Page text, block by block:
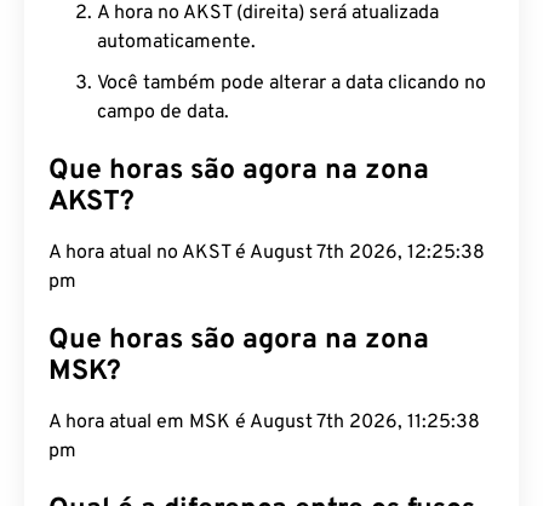
A hora no AKST (direita) será atualizada
automaticamente.
Você também pode alterar a data clicando no
campo de data.
Que horas são agora na zona
AKST?
A hora atual no AKST é August 7th 2026, 12:25:39
pm
Que horas são agora na zona
MSK?
A hora atual em MSK é August 7th 2026, 11:25:39
pm